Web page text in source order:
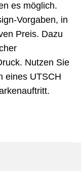
es möglich.
Vorgaben, in
Preis. Dazu
Nutzen Sie
eines UTSCH